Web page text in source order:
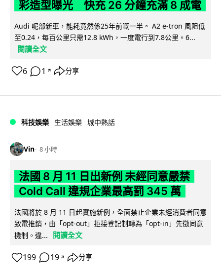
彩造型曝光 快充 26 分鐘充滿 8 成電
Audi 呢部新車，能耗竟然係25年前嘅一半。 A2 e-tron 風阻低
至0.24，每百公里只需12.8 kWh，一度電行到7.8公里。6...
閱讀全文
6 1 ↗ 分享
科技娛樂 生活娛樂 城中熱話
Vin 8 小時
法國 8 月 11 日出新例 未經同意嚴禁
Cold Call 違規企業最高罰 345 萬
法國將於 8 月 11 日起實施新例，全面禁止企業未經消費者同意
致電推銷，由「opt-out」拒接登記制轉為「opt-in」先徵同意
機制。違...
閱讀全文
199 19 ↗ 分享